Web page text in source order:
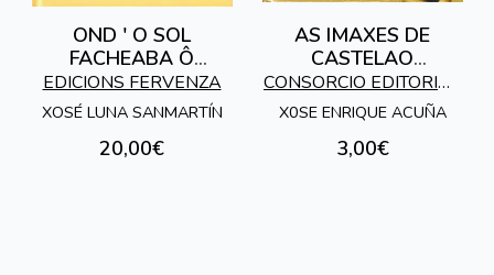
OND ' O SOL
FACHEABA Ô
AMAÑECER
EDICIONS FERVENZA
XOSÉ LUNA SANMARTÍN
20,00€
AS IMAXES DE
CASTELAO
[FOTOBIOGRAFIA]
CONSORCIO EDITORIAL
GALEGO
X0SE ENRIQUE ACUÑA
3,00€